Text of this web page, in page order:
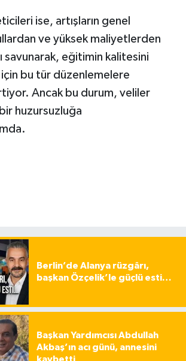
ise, artışların genel
ve yüksek maliyetlerden
savunarak, eğitimin kalitesini
bu tür düzenlemelere
Ancak bu durum, veliler
huzursuzluğa
Berlin’de Alanya rüzgârı,
başkan Özçelik’le güçlü esti…
Başkan Yardımcısı Abdullah
Akbaş’ın acı günü, annesini